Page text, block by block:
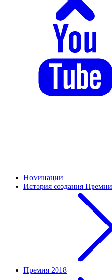
Номинации
История создания Премии
Премия 2018